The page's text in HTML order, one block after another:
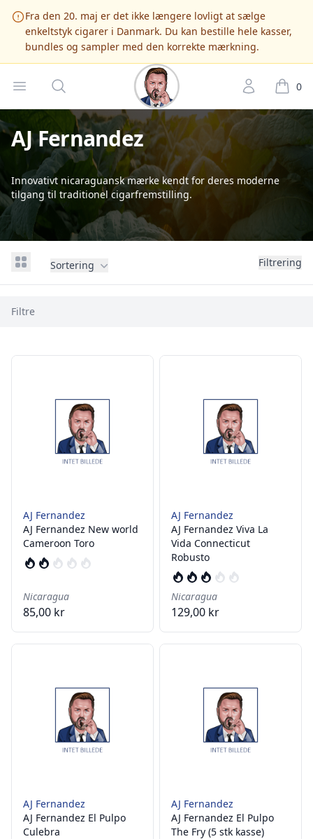
Fra den 20. maj er det ikke længere lovligt at sælge
enkeltstyk cigarer i Danmark. Du kan bestille hele kasser,
bundles og sampler med den korrekte mærkning.
Open menu
Søg
Cigarshop.dk
Account
0
AJ Fernandez
Innovativt nicaraguansk mærke kendt for deres moderne
tilgang til traditionel cigarfremstilling.
View gridSortering Filtrering
Filtre, aktive
AJ Fernandez
AJ Fernandez New world
Cameroon Toro
Nicaragua
85,00 kr
AJ Fernandez
AJ Fernandez Viva La
Vida Connecticut
Robusto
Nicaragua
129,00 kr
AJ Fernandez
AJ Fernandez El Pulpo
Culebra
AJ Fernandez
AJ Fernandez El Pulpo
The Fry (5 stk kasse)